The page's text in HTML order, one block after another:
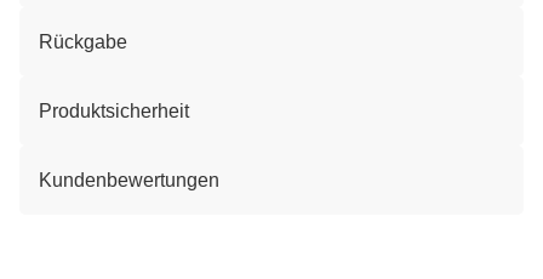
Rückgabe
Produktsicherheit
Kundenbewertungen